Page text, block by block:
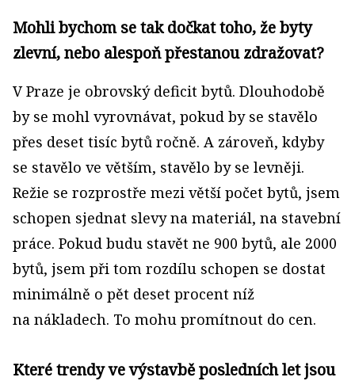
Mohli bychom se tak dočkat toho, že byty
zlevní, nebo alespoň přestanou zdražovat?
V Praze je obrovský deficit bytů. Dlouhodobě
by se mohl vyrovnávat, pokud by se stavělo
přes deset tisíc bytů ročně. A zároveň, kdyby
se stavělo ve větším, stavělo by se levněji.
Režie se rozprostře mezi větší počet bytů, jsem
schopen sjednat slevy na materiál, na stavební
práce. Pokud budu stavět ne 900 bytů, ale 2000
bytů, jsem při tom rozdílu schopen se dostat
minimálně o pět deset procent níž
na nákladech. To mohu promítnout do cen.
Které trendy ve výstavbě posledních let jsou